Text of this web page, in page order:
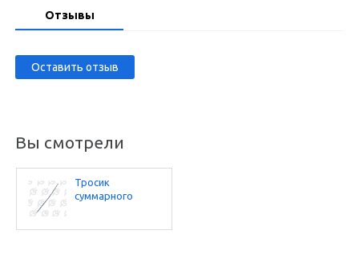
Отзывы
Оставить отзыв
Вы смотрели
Тросик
суммарного